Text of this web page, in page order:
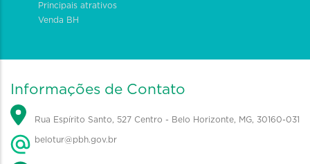
Principais atrativos
Venda BH
Informações de Contato
Rua Espírito Santo, 527 Centro - Belo Horizonte, MG, 30160-031
belotur@pbh.gov.br